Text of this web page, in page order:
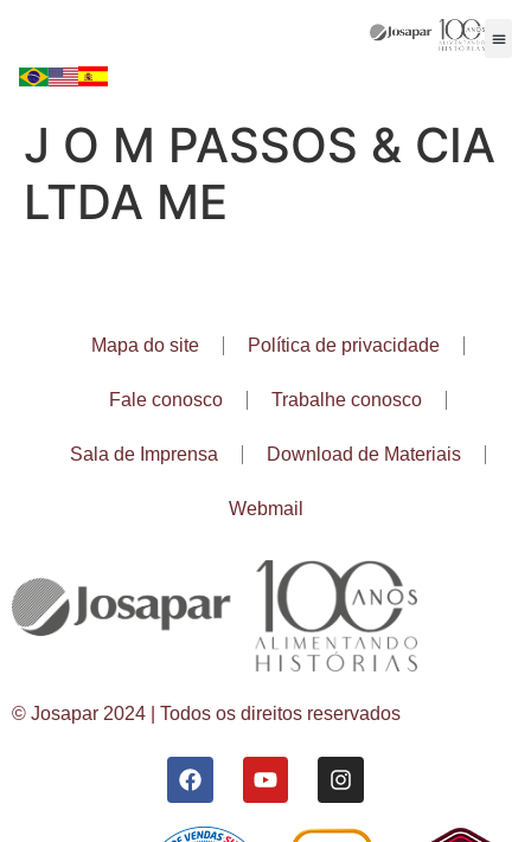
J O M PASSOS & CIA
LTDA ME
Mapa do site Política de privacidade
Fale conosco Trabalhe conosco
Sala de Imprensa Download de Materiais
Webmail
© Josapar 2024 | Todos os direitos reservados